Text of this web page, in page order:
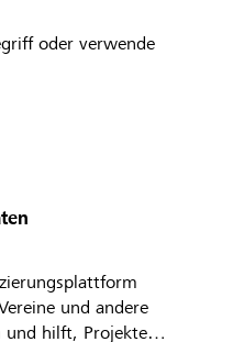
oder verwende
und andere
und hilft, Projekte